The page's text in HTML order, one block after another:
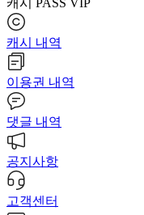
캐시 PASS VIP
캐시 내역
이용권 내역
댓글 내역
공지사항
고객센터